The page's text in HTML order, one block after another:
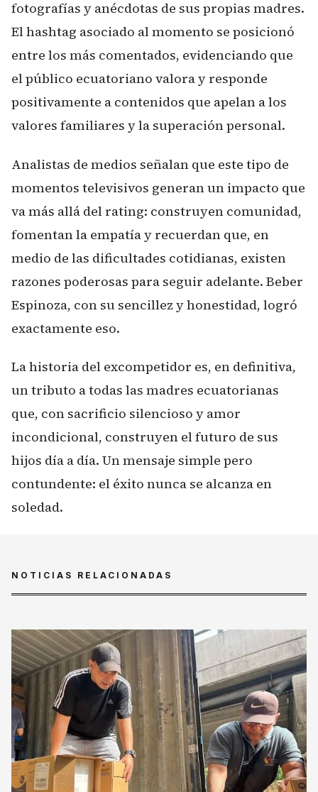
fotografías y anécdotas de sus propias madres.
El hashtag asociado al momento se posicionó
entre los más comentados, evidenciando que
el público ecuatoriano valora y responde
positivamente a contenidos que apelan a los
valores familiares y la superación personal.
Analistas de medios señalan que este tipo de
momentos televisivos generan un impacto que
va más allá del rating: construyen comunidad,
fomentan la empatía y recuerdan que, en
medio de las dificultades cotidianas, existen
razones poderosas para seguir adelante. Beber
Espinoza, con su sencillez y honestidad, logró
exactamente eso.
La historia del excompetidor es, en definitiva,
un tributo a todas las madres ecuatorianas
que, con sacrificio silencioso y amor
incondicional, construyen el futuro de sus
hijos día a día. Un mensaje simple pero
contundente: el éxito nunca se alcanza en
soledad.
NOTICIAS RELACIONADAS